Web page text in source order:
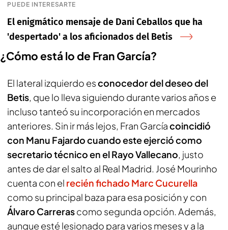
PUEDE INTERESARTE
El enigmático mensaje de Dani Ceballos que ha
'despertado' a los aficionados del Betis
¿Cómo está lo de Fran García?
El lateral izquierdo esconocedor del deseo del
Betis, que lo lleva siguiendo durante varios años e
incluso tanteó su incorporación en mercados
anteriores. Sin ir más lejos, Fran Garcíacoincidió
con Manu Fajardo cuando este ejerció como
secretario técnico en el Rayo Vallecano, justo
antes de dar el salto al Real Madrid. José Mourinho
cuenta con el recién fichado Marc Cucurella
como su principal baza para esa posición y con
Álvaro Carrerascomo segunda opción. Además,
aunque esté lesionado para varios meses y a la